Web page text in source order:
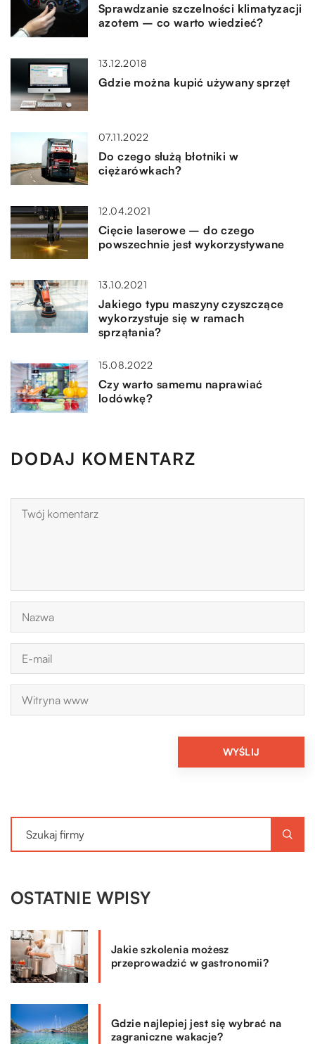
Sprawdzanie szczelności klimatyzacji
azotem – co warto wiedzieć?
13.12.2018
Gdzie można kupić używany sprzęt
07.11.2022
Do czego służą błotniki w
ciężarówkach?
12.04.2021
Cięcie laserowe – do czego
powszechnie jest wykorzystywane
13.10.2021
Jakiego typu maszyny czyszczące
wykorzystuje się w ramach
sprzątania?
15.08.2022
Czy warto samemu naprawiać
lodówkę?
DODAJ KOMENTARZ
OSTATNIE WPISY
Jakie szkolenia możesz
przeprowadzić w gastronomii?
Gdzie najlepiej jest się wybrać na
zagraniczne wakacje?